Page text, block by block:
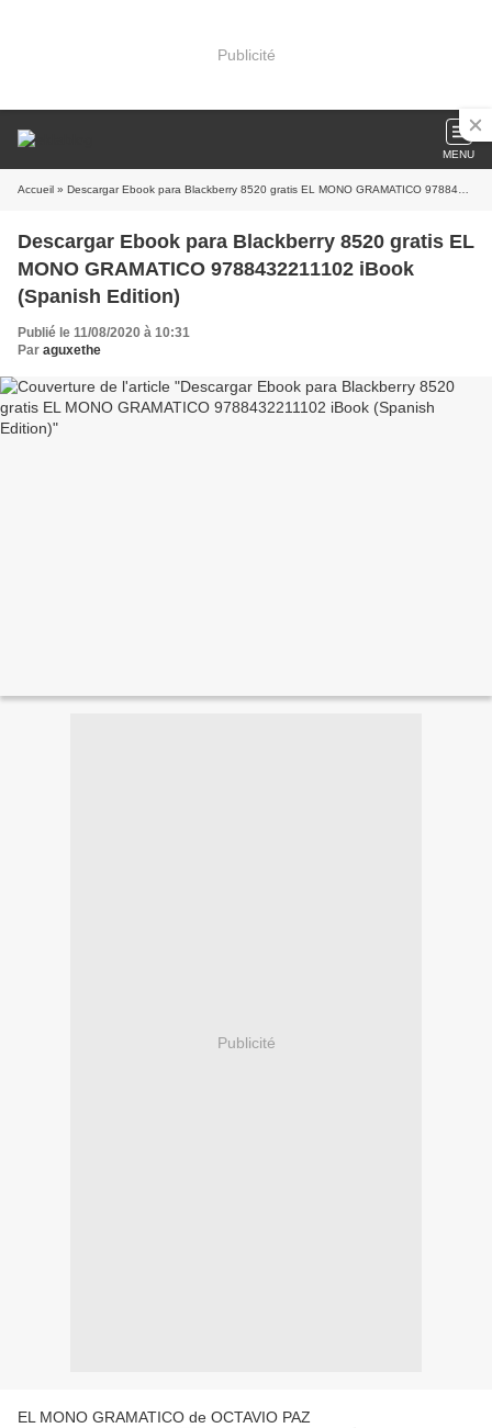
Publicité
MENU
Accueil » Descargar Ebook para Blackberry 8520 gratis EL MONO GRAMATICO 9788432211102 iBook (Spanish Edition)
Descargar Ebook para Blackberry 8520 gratis EL
MONO GRAMATICO 9788432211102 iBook
(Spanish Edition)
Publié le 11/08/2020 à 10:31
Par aguxethe
Publicité
EL MONO GRAMATICO de OCTAVIO PAZ